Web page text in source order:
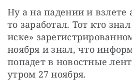
Ну а на падении и взлете
то заработал. Тот кто
иске»
ноября и знал, что
попадет в новостные
утром 27 ноября.